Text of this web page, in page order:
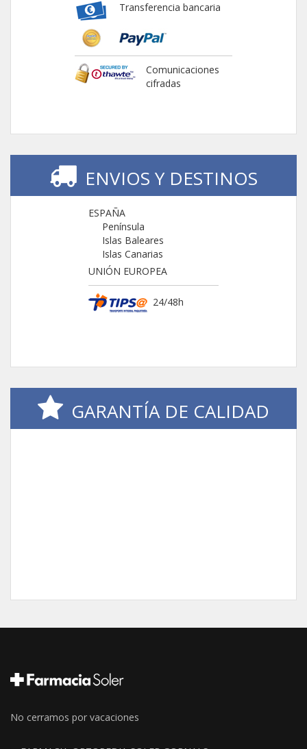
Transferencia bancaria
Comunicaciones
cifradas
ENVIOS Y DESTINOS
ESPAÑA
Península
Islas Baleares
Islas Canarias
UNIÓN EUROPEA
24/48h
GARANTÍA DE CALIDAD
No cerramos por vacaciones